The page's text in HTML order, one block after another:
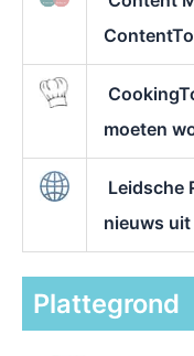
moeten
Leidsche
nieuws uit
Plattegrond